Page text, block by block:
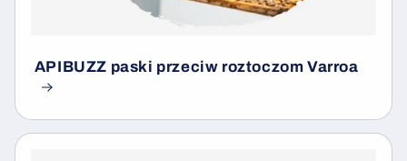
APIBUZZ paski przeciw roztoczom Varroa